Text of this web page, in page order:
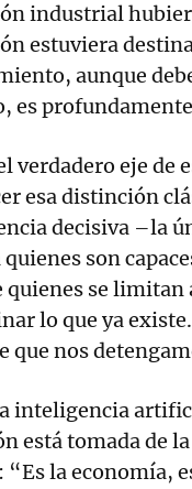
industrial
estuviera
aunque
es
verdadero eje de
esa distinción
decisiva –la
quienes son
quienes se
lo que ya
que nos
inteligencia
está tomada de
“Es la economía,